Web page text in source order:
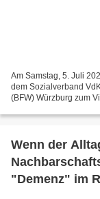
Am Samstag, 5. Juli
dem Sozialverband
(BFW) Würzburg zum
Wenn der
"Demenz" im